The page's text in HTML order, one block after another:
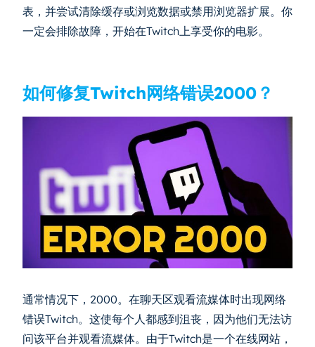
表，并尝试清除缓存或浏览数据或禁用浏览器扩展。你
一定会排除故障，开始在Twitch上享受你的电影。
如何修复Twitch网络错误2000？
通常情况下，2000。在聊天区观看流媒体时出现网络
错误Twitch。这使每个人都感到沮丧，因为他们无法访
问该平台并观看流媒体。由于Twitch是一个在线网站，